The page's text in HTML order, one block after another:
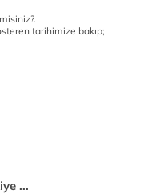
tarihimize bakıp;
...